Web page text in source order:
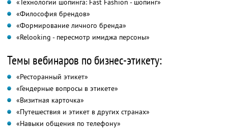
«Технологии шопинга: Fast Fashion - шопинг»
«Философия брендов»
«Формирование личного бренда»
«Relooking - пересмотр имиджа персоны»
Темы вебинаров по бизнес-этикету:
«Ресторанный этикет»
«Гендерные вопросы в этикете»
«Визитная карточка»
«Путешествия и этикет в других странах»
«Навыки общения по телефону»